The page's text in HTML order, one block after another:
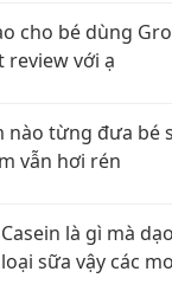
cho bé dùng
review với ạ
nào từng đưa bé
vẫn hơi rén
là gì mà
sữa vậy các